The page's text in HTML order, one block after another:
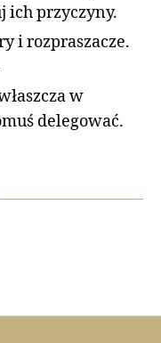
ich przyczyny.
i rozpraszacze.
w
delegować.